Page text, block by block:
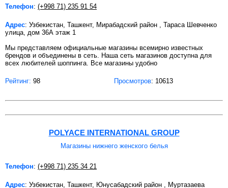
Телефон: (+998 71) 235 91 54
Адрес: Узбекистан, Ташкент, Мирабадский район , Тараса Шевченко
улица, дом 36А этаж 1
Мы представляем официальные магазины всемирно известных
брендов и объединены в сеть. Наша сеть магазинов доступна для
всех любителей шоппинга. Все магазины удобно
Рейтинг: 98 Просмотров: 10613
POLYACE INTERNATIONAL GROUP
Магазины нижнего женского белья
Телефон: (+998 71) 235 34 21
Адрес: Узбекистан, Ташкент, Юнусабадский район , Муртазаева